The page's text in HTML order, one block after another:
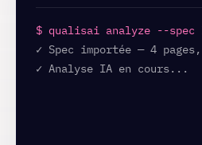
$ qualisai analyze --spec
✓ Spec importée — 4
✓ Analyse IA en cours...